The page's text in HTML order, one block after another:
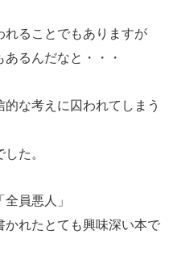
れることでもありますが
るんだなと・・・
な考えに囚われてしまう
た。
員悪人」
かれたとても興味深い本で